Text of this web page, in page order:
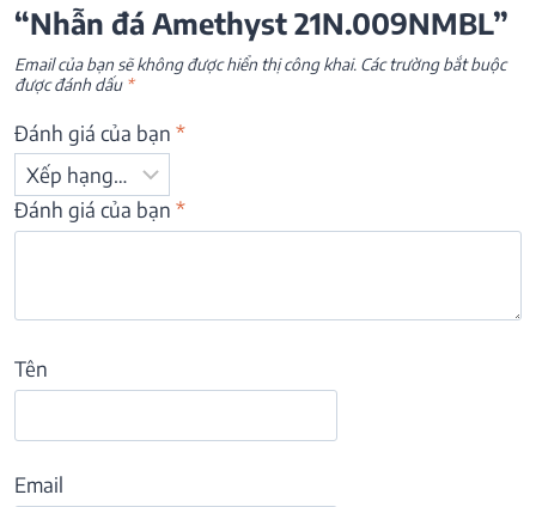
“Nhẫn đá Amethyst 21N.009NMBL”
Email của bạn sẽ không được hiển thị công khai. Các trường bắt buộc
được đánh dấu *
Đánh giá của bạn *
Đánh giá của bạn *
Tên
Email